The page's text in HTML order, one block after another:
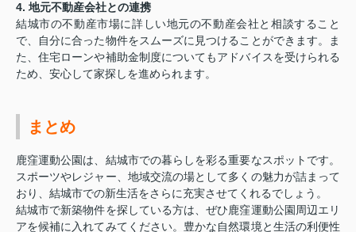
4. 地元不動産会社との連携
結城市の不動産市場に詳しい地元の不動産会社と相談すること
で、自分に合った物件をスムーズに見つけることができます。ま
た、住宅ローンや補助金制度についてもアドバイスを受けられる
ため、安心して家探しを進められます。
まとめ
鹿窪運動公園は、結城市での暮らしを彩る重要なスポットです。
スポーツやレジャー、地域交流の場として多くの魅力が詰まって
おり、結城市での新生活をさらに充実させてくれるでしょう。
結城市で新築物件を探している方は、ぜひ鹿窪運動公園周辺エリ
アを候補に入れてみてください。豊かな自然環境と生活の利便性